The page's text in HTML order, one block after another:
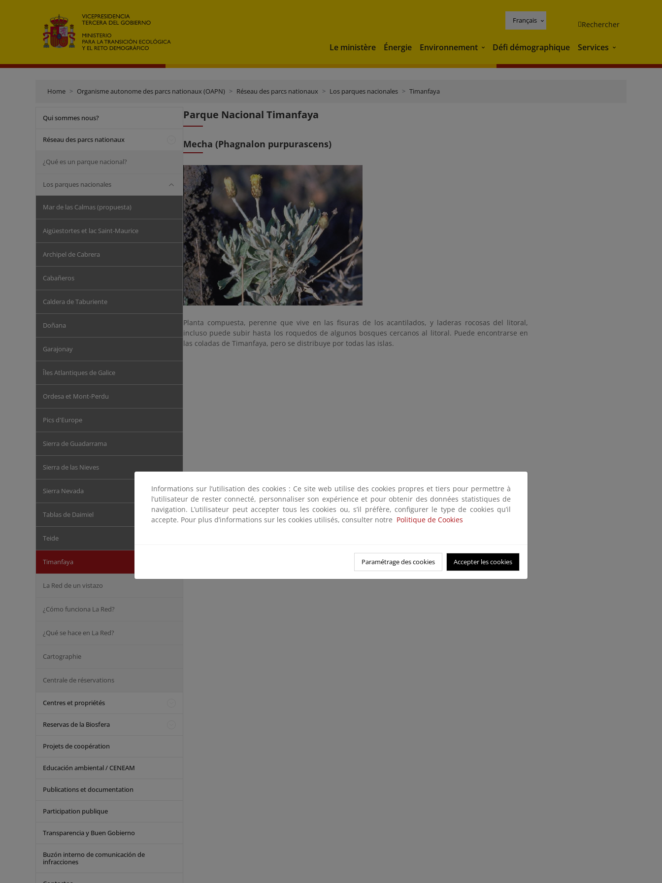
Français Rechercher
Le ministère Énergie Environnement Environnement
Défi démographique Services Services
Home Organisme autonome des parcs nationaux (OAPN) Réseau des parcs nationaux Los parques nacionales Timanfaya
Qui sommes nous?
Réseau des parcs nationaux
¿Qué es un parque nacional?
Los parques nacionales
Mar de las Calmas (propuesta)
Aigüestortes et lac Saint-Maurice
Archipel de Cabrera
Cabañeros
Caldera de Taburiente
Doñana
Garajonay
Îles Atlantiques de Galice
Ordesa et Mont-Perdu
Pics d'Europe
Sierra de Guadarrama
Sierra de las Nieves
Sierra Nevada
Tablas de Daimiel
Teide
Timanfaya
La Red de un vistazo
¿Cómo funciona La Red?
¿Qué se hace en La Red?
Cartographie
Centrale de réservations
Centres et propriétés
Reservas de la Biosfera
Projets de coopération
Educación ambiental / CENEAM
Publications et documentation
Participation publique
Transparencia y Buen Gobierno
Buzón interno de comunicación de
infracciones
Parque Nacional Timanfaya
Mecha (Phagnalon purpurascens)
Planta compuesta, perenne que vive en las fisuras de los acantilados, y laderas rocosas del litoral,
incluso puede subir hasta los roquedos de algunos bosques cercanos al litoral. Puede encontrarse en
las coladas de Timanfaya, pero se distribuye por todas las islas.
Informations sur l’utilisation des cookies : Ce site web utilise des cookies propres et tiers pour permettre à
l’utilisateur de rester connecté, personnaliser son expérience et pour obtenir des données statistiques de
navigation. L’utilisateur peut accepter tous les cookies ou, s’il préfère, configurer le type de cookies qu’il
accepte. Pour plus d’informations sur les cookies utilisés, consulter notre Politique de Cookies
Paramétrage des cookies Accepter les cookies